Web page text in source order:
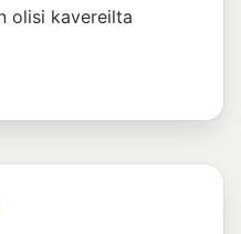
olisi kavereilta